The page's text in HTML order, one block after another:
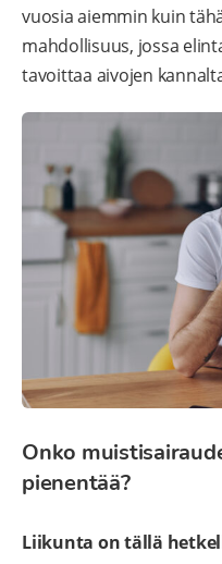
vuosia aiemmin kuin
mahdollisuus, jossa
tavoittaa aivojen
Onko
pienentää?
Liikunta on tällä